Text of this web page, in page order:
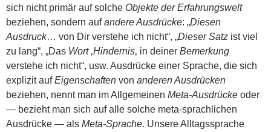
sich nicht primär auf solche Objekte der Erfahrungswelt
beziehen, sondern aufandere Ausdrücke: „Diesen
Ausdruck… von Dir verstehe ich nicht“, „Dieser Satz ist viel
zu lang“, „Das Wort‚Hindernis‚ in deiner Bemerkung
verstehe ich nicht“, usw. Ausdrücke einer Sprache, die sich
explizit aufEigenschaften von anderen Ausdrücken
beziehen, nennt man im Allgemeinen Meta-Ausdrücke oder
— bezieht man sich auf alle solche meta-sprachlichen
Ausdrücke — als Meta-Sprache. Unsere Alltagssprache